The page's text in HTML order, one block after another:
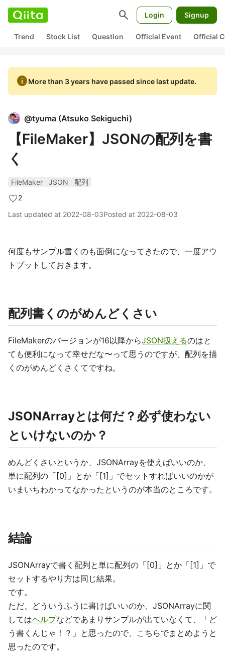
search Login Signup
Trend Stock List Question Official Event Official
infoMore than 3 years have passed since last update.
@tyuma (Atsuko Sekiguchi)
【FileMaker】JSONの配列を書
く
FileMaker JSON
配列
2
Last updated at 2022-08-03Posted at 2022-08-03
何度もサンプル書くのも面倒になってきたので、一度アウ
トプットしておきます。
配列書くのがめんどくさい
FileMakerのバージョンが16以降からJSON扱えるのはと
ても便利になって幸せだな〜って思うのですが、配列を描
くのがめんどくさくてですね。
JSONArrayとは何だ？必ず使わない
といけないのか？
めんどくさいというか、JSONArrayを使えばいいのか、
単に配列の「[0]」とか「[1]」でセットすればいいのかが
いまいちわかってなかったというのが本当のところです。
結論
JSONArrayで書く配列と単に配列の「[0]」とか「[1]」で
セットするやり方は同じ結果。
です。
ただ、どういうふうに書けばいいのか、JSONArrayに関
してはヘルプなどであまりサンプルが出ていなくて、「ど
う書くんじゃ！？」と思ったので、こちらでまとめようと
思ったのです。